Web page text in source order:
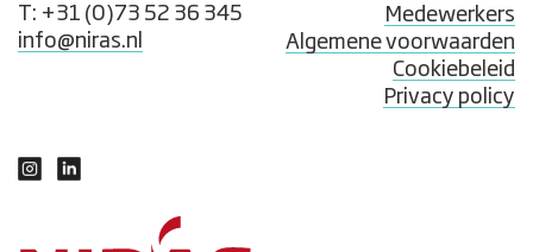
T: +31 (0)73 52 36 345
info@niras.nl
Medewerkers
Algemene voorwaarden
Cookiebeleid
Privacy policy